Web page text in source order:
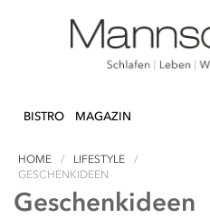
zum
BISTRO MAGAZIN
HOME
LIFESTYLE
GESCHENKIDEEN
Geschenkideen